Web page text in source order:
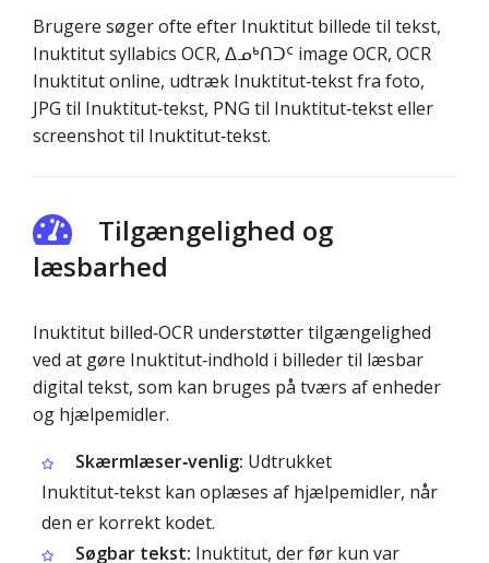
Brugere søger ofte efter Inuktitut billede til tekst,
Inuktitut syllabics OCR, ᐃᓄᒃᑎᑐᑦ image OCR, OCR
Inuktitut online, udtræk Inuktitut‑tekst fra foto,
JPG til Inuktitut‑tekst, PNG til Inuktitut‑tekst eller
screenshot til Inuktitut‑tekst.
Tilgængelighed og
læsbarhed
Inuktitut billed‑OCR understøtter tilgængelighed
ved at gøre Inuktitut‑indhold i billeder til læsbar
digital tekst, som kan bruges på tværs af enheder
og hjælpemidler.
Skærmlæser‑venlig: Udtrukket
Inuktitut‑tekst kan oplæses af hjælpemidler, når
den er korrekt kodet.
Søgbar tekst: Inuktitut, der før kun var